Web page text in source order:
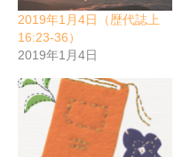
2019年1月4日（歴代誌上
16:23-36）
2019年1月4日